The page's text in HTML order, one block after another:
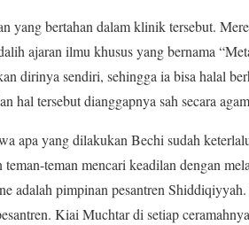
yang bertahan dalam klinik tersebut.
ajaran ilmu khusus yang bernama
dirinya sendiri, sehingga ia bisa halal
hal tersebut dianggapnya sah secara
apa yang dilakukan Bechi sudah
teman mencari keadilan dengan
adalah pimpinan pesantren
Kiai Muchtar di setiap